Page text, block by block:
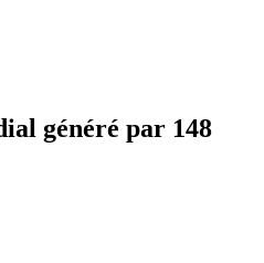
généré par 148